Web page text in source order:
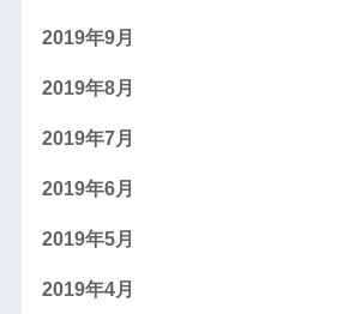
2019年9月
2019年8月
2019年7月
2019年6月
2019年5月
2019年4月